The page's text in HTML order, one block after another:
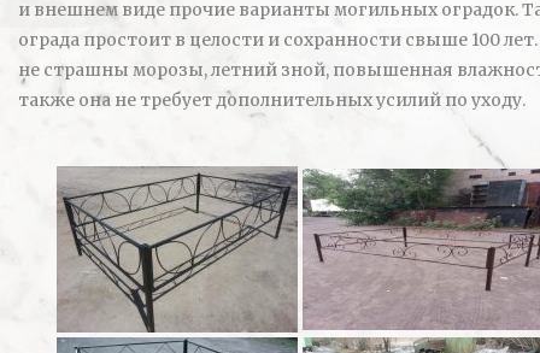
и внешнем виде прочие варианты могильных оградок.
ограда простоит в целости и сохранности свыше 100
не страшны морозы, летний зной, повышенная
также она не требует дополнительных усилий по уходу.